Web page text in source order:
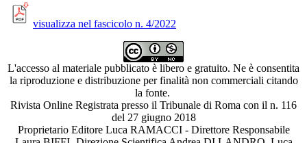
visualizza nel fascicolo n. 4/2022
L'accesso al materiale pubblicato è libero e gratuito. Ne è consentita
la riproduzione e distribuzione per finalità non commerciali citando
la fonte.
Rivista Online Registrata presso il Tribunale di Roma con il n. 116
del 27 giugno 2018
Proprietario Editore Luca RAMACCI - Direttore Responsabile